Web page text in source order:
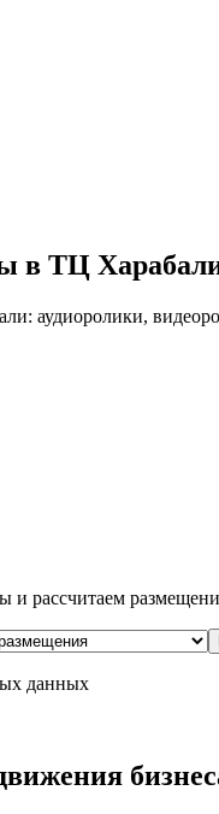
в ТЦ
: аудиоролики,
и рассчитаем
данных